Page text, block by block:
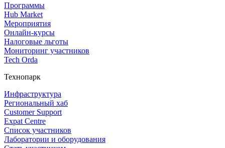
Программы
Hub Market
Мероприятия
Онлайн‑курсы
Налоговые льготы
Мониторинг участников
Tech Orda
Технопарк
Инфраструктура
Региональный хаб
Customer Support
Expat Centre
Список участников
Лаборатории и оборудования